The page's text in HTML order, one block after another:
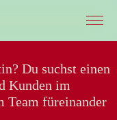
Du suchst einen
Kunden im
Team füreinander